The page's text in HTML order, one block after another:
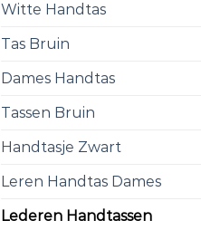
Witte Handtas
Tas Bruin
Dames Handtas
Tassen Bruin
Handtasje Zwart
Leren Handtas Dames
Lederen Handtassen